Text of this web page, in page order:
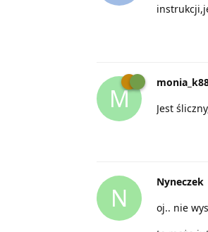
M Jest
N
Nyneczek
oj.. nie